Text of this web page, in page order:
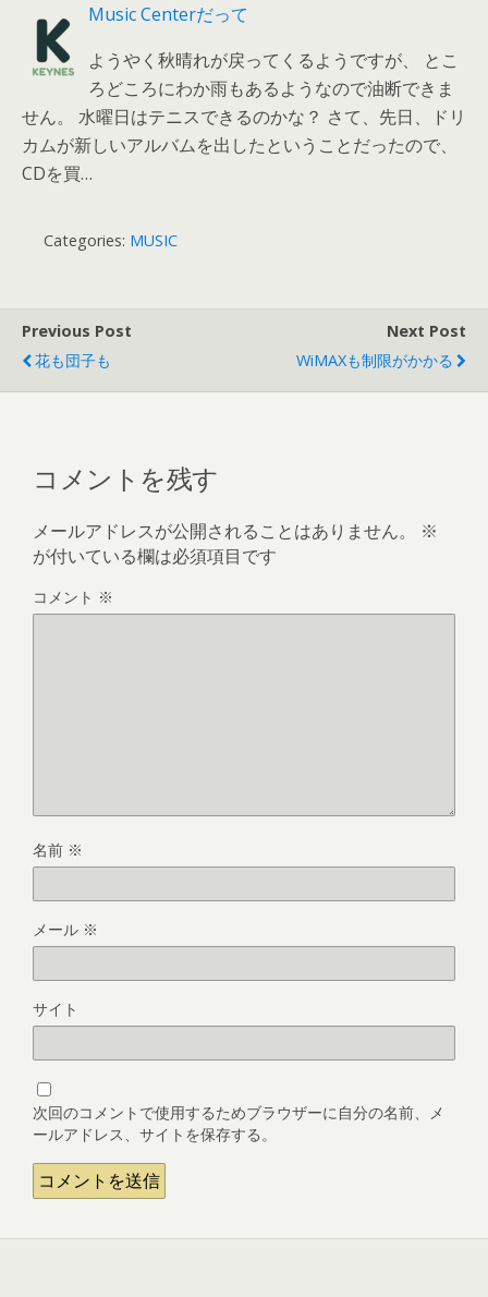
Music Centerだって
ようやく秋晴れが戻ってくるようですが、 とこ
ろどころにわか雨もあるようなので油断できま
せん。 水曜日はテニスできるのかな？ さて、先日、ドリ
カムが新しいアルバムを出したということだったので、
CDを買…
Categories: MUSIC
Previous Post
花も団子も
Next Post
WiMAXも制限がかかる
コメントを残す
メールアドレスが公開されることはありません。
※
が付いている欄は必須項目です
コメント ※
名前 ※
メール ※
サイト
次回のコメントで使用するためブラウザーに自分の名前、メ
ールアドレス、サイトを保存する。